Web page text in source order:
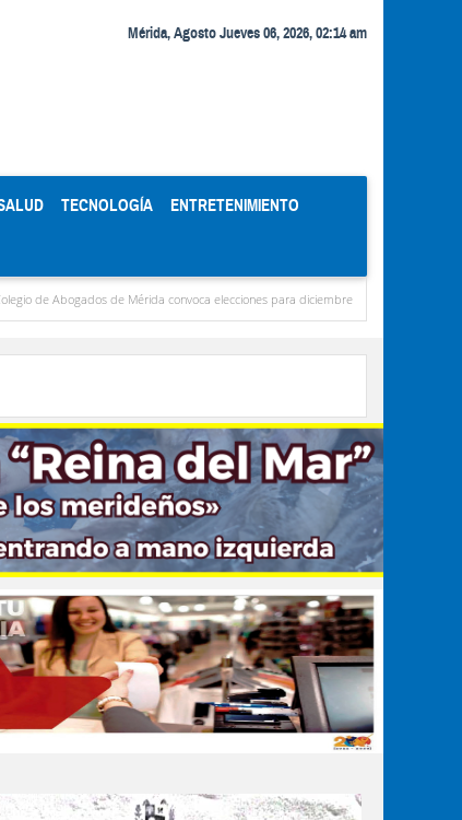
Mérida, Agosto Jueves 06, 2026, 02:14 am
TECNOLOGÍA ENTRETENIMIENTO
de Mérida convoca elecciones para diciembre Miranda concentra casi el 77